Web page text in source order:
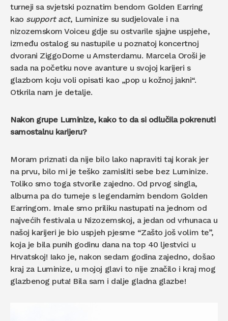
turneji sa svjetski poznatim bendom Golden Earring
kao support act, Luminize su sudjelovale i na
nizozemskom Voiceu gdje su ostvarile sjajne uspjehe,
između ostalog su nastupile u poznatoj koncertnoj
dvorani ZiggoDome u Amsterdamu. Marcela Oroši je
sada na početku nove avanture u svojoj karijeri s
glazbom koju voli opisati kao „pop u kožnoj jakni“.
Otkrila nam je detalje.
Nakon grupe Luminize, kako to da si odlučila pokrenuti
samostalnu karijeru?
Moram priznati da nije bilo lako napraviti taj korak jer
na prvu, bilo mi je teško zamisliti sebe bez Luminize.
Toliko smo toga stvorile zajedno. Od prvog singla,
albuma pa do turneje s legendarnim bendom Golden
Earringom. Imale smo priliku nastupati na jednom od
najvećih festivala u Nizozemskoj, a jedan od vrhunaca u
našoj karijeri je bio uspjeh pjesme “Zašto još volim te”,
koja je bila punih godinu dana na top 40 ljestvici u
Hrvatskoj! Iako je, nakon sedam godina zajedno, došao
kraj za Luminize, u mojoj glavi to nije značilo i kraj mog
glazbenog puta! Bila sam i dalje gladna glazbe!